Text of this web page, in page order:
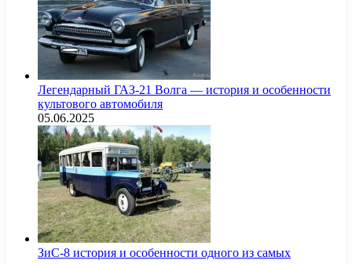
Легендарный ГАЗ-21 Волга — история и особенности
культового автомобиля
05.06.2025
ЗиС-8 история и особенности одного из самых